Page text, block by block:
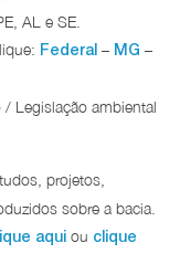
AL e SE.
Federal – MG –
/ Legislação ambiental
projetos,
sobre a bacia.
aqui ou clique